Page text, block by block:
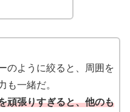
のように絞ると、周囲を
も一緒だ。
頑張りすぎると、他のも